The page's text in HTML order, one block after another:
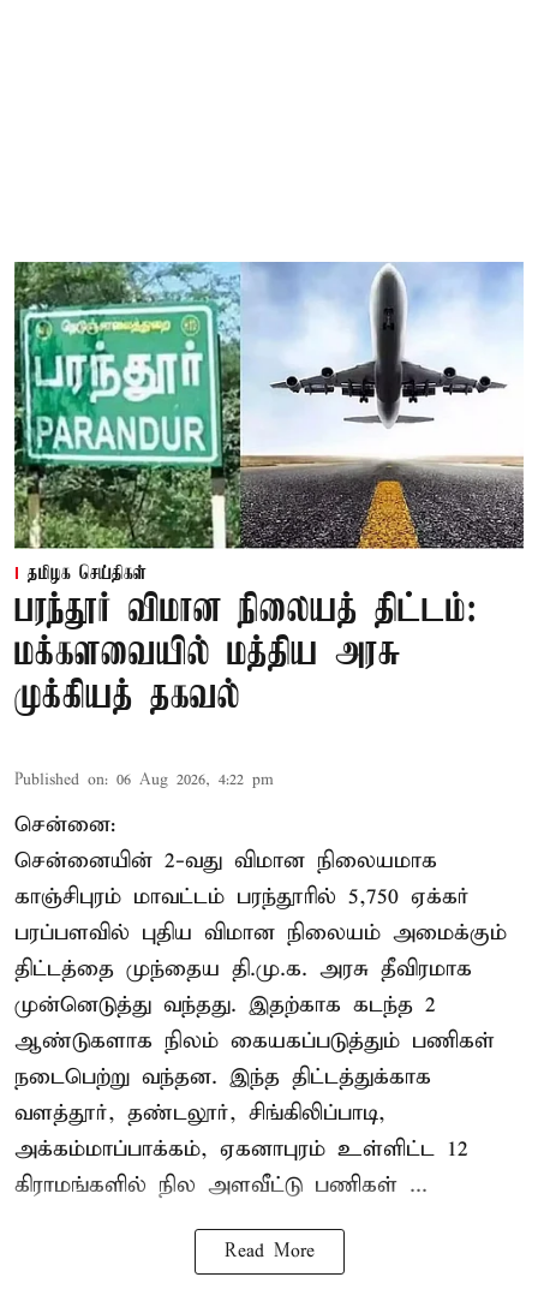
தமிழக செய்திகள்
பரந்தூர் விமான நிலையத் திட்டம்:
மக்களவையில் மத்திய அரசு
முக்கியத் தகவல்
Published on: 06 Aug 2026, 4:22 pm
சென்னை:
சென்னையின் 2-வது விமான நிலையமாக
காஞ்சிபுரம் மாவட்டம் பரந்தூரில் 5,750 ஏக்கர்
பரப்பளவில் புதிய விமான நிலையம் அமைக்கும்
திட்டத்தை முந்தைய தி.மு.க. அரசு தீவிரமாக
முன்னெடுத்து வந்தது. இதற்காக கடந்த 2
ஆண்டுகளாக நிலம் கையகப்படுத்தும் பணிகள்
நடைபெற்று வந்தன. இந்த திட்டத்துக்காக
வளத்தூர், தண்டலூர், சிங்கிலிப்பாடி,
அக்கம்மாப்பாக்கம், ஏகனாபுரம் உள்ளிட்ட 12
கிராமங்களில் நில அளவீட்டு பணிகள் ...
Read More